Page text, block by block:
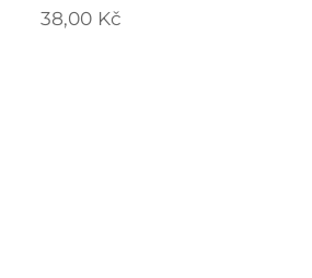
38,00 Kč